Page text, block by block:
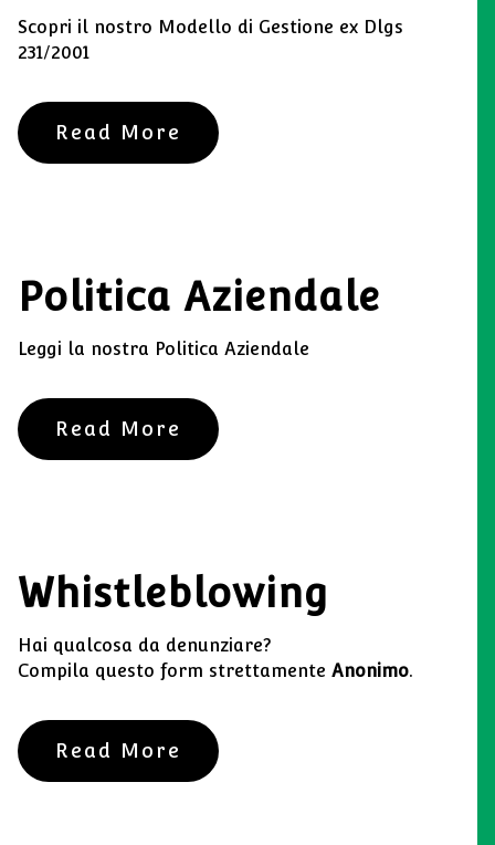
Scopri il nostro Modello di Gestione ex Dlgs
231/2001
Read More
Politica Aziendale
Leggi la nostra Politica Aziendale
Read More
Whistleblowing
Hai qualcosa da denunziare?
Compila questo form strettamente Anonimo.
Read More